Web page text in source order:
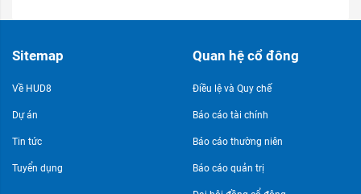
Sitemap
Về HUD8
Dự án
Tin tức
Tuyển dụng
Quan hệ cổ đông
Điều lệ và Quy chế
Báo cáo tài chính
Báo cáo thường niên
Báo cáo quản trị